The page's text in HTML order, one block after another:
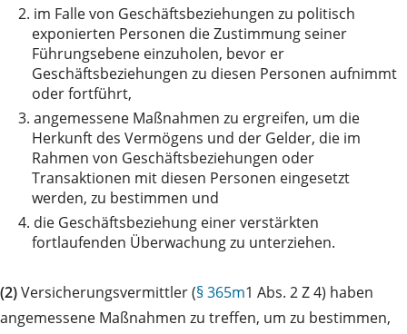
2. im Falle von Geschäftsbeziehungen zu politisch
exponierten Personen die Zustimmung seiner
Führungsebene einzuholen, bevor er
Geschäftsbeziehungen zu diesen Personen aufnimmt
oder fortführt,
3. angemessene Maßnahmen zu ergreifen, um die
Herkunft des Vermögens und der Gelder, die im
Rahmen von Geschäftsbeziehungen oder
Transaktionen mit diesen Personen eingesetzt
werden, zu bestimmen und
4. die Geschäftsbeziehung einer verstärkten
fortlaufenden Überwachung zu unterziehen.
(2)Versicherungsvermittler (§ 365m1 Abs. 2 Z 4) haben
angemessene Maßnahmen zu treffen, um zu bestimmen,